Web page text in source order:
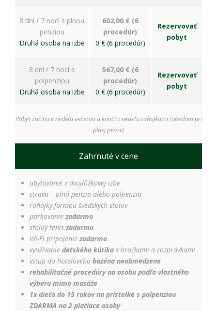
8 dní / 7 nocí s plnou
penziou
Druhá osoba na izbe
602,00 € (6
procedúr)
0 € (6 procedúr)
Rezervovať
pobyt
8 dní / 7 nocí s
polpenziou
Druhá osoba na izbe
567,00 € (6
procedúr)
0 € (6 procedúr)
Rezervovať
pobyt
Pobyt začína v nedeľu večerou a končí v nedeľu raňajkami (obedom pri
plnej penzii)
Zahrnuté v cene
ubytovanie v dvojlôžkovej izbe
strava – plná penzia alebo polpenzia
raňajky formou švédskych stolov
parkovaniezadarmo
stolný teniszadarmo
Wi-Fi pripojeniezadarmo
využívanie detského kútika s hračkami a rozprávkami
vstup do hotelového bazéna neobmedzene
rehabilitačné procedúry na osobu podľa vlastného
výberu mimo masáže
1x dieťa do 15 rokov na prístelke s polpenziou
ZDARMA na 2 platiace osoby